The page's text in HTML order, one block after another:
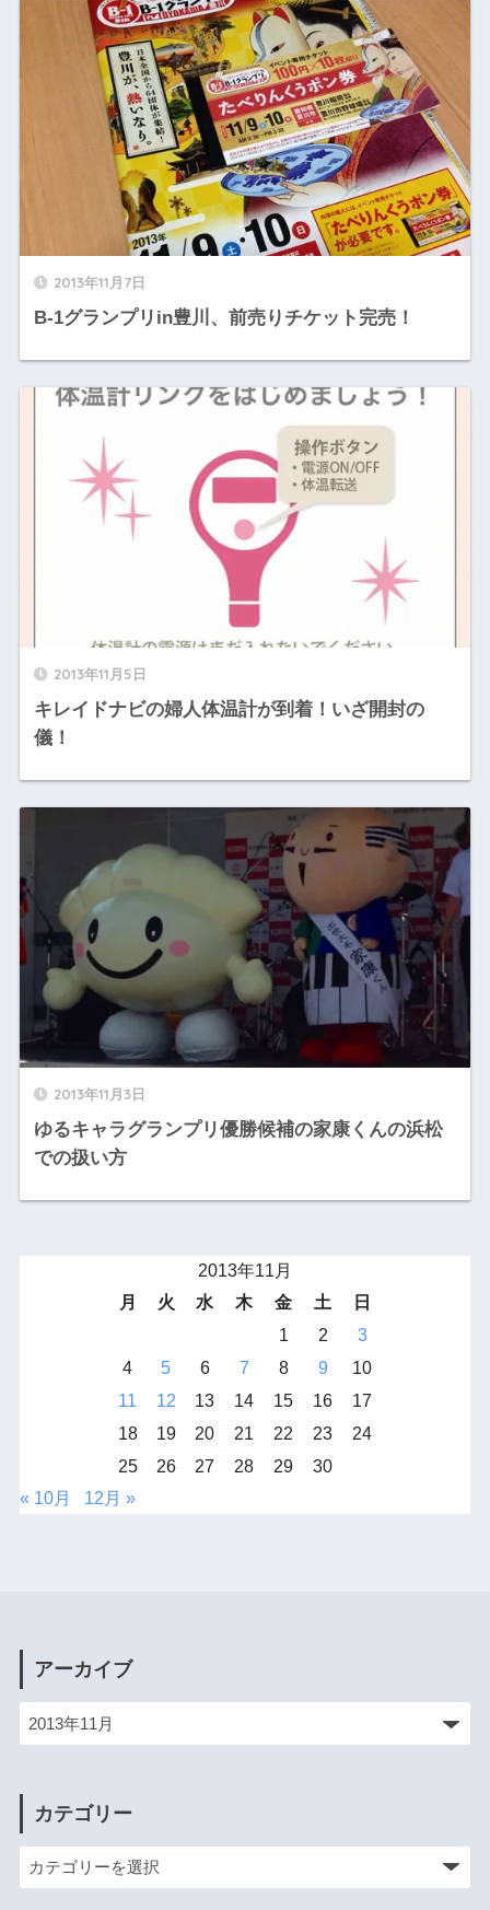
2013年11月7日
B-1グランプリin豊川、前売りチケット完売！
2013年11月5日
キレイドナビの婦人体温計が到着！いざ開封の
儀！
2013年11月3日
ゆるキャラグランプリ優勝候補の家康くんの浜松
での扱い方
2013年11月
月
火 水 木 金 土
日
1
2
3
4
5 6 7 8 9
10
11
12 13 14 15 16
17
18
19 20 21 22 23
24
25
26 27 28 29
30
« 10月
12月 »
アーカイブ
カテゴリー